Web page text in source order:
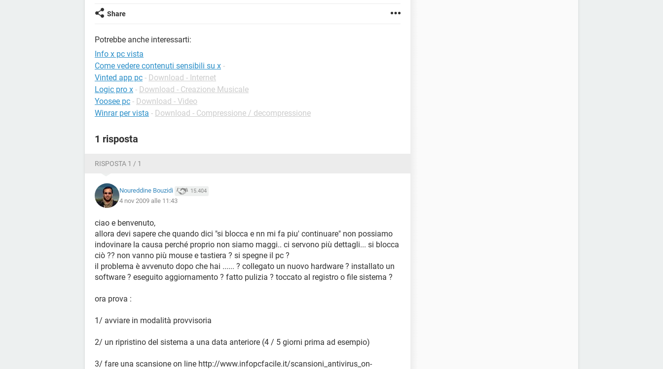
Share
Potrebbe anche interessarti:
Info x pc vista
Come vedere contenuti sensibili su x -
Vinted app pc - Download - Internet
Logic pro x - Download - Creazione Musicale
Yoosee pc - Download - Video
Winrar per vista - Download - Compressione / decompressione
1 risposta
RISPOSTA 1 / 1
Noureddine Bouzidi 15.404
4 nov 2009 alle 11:43
ciao e benvenuto,
allora devi sapere che quando dici "si blocca e nn mi fa piu' continuare" non possiamo
indovinare la causa perché proprio non siamo maggi.. ci servono più dettagli... si blocca
ciò ?? non vanno più mouse e tastiera ? si spegne il pc ?
il problema è avvenuto dopo che hai ...... ? collegato un nuovo hardware ? installato un
software ? eseguito aggiornamento ? fatto pulizia ? toccato al registro o file sistema ?
ora prova :
1/ avviare in modalità provvisoria
2/ un ripristino del sistema a una data anteriore (4 / 5 giorni prima ad esempio)
3/ fare una scansione on line http://www.infopcfacile.it/scansioni_antivirus_on-